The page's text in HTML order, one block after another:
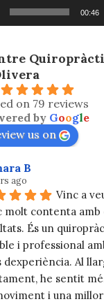
00:46
on 79 reviews
by Google
us on
B
ago
Vinc a
molt contenta amb
És un
i professional
dexperiència. Al
he sentit
i una millor